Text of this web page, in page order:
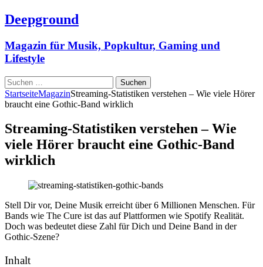
Deepground
Magazin für Musik, Popkultur, Gaming und
Lifestyle
Suchen
nach:
StartseiteMagazinStreaming-Statistiken verstehen – Wie viele Hörer
braucht eine Gothic-Band wirklich
Streaming-Statistiken verstehen – Wie
viele Hörer braucht eine Gothic-Band
wirklich
Stell Dir vor, Deine Musik erreicht über 6 Millionen Menschen. Für
Bands wie The Cure ist das auf Plattformen wie Spotify Realität.
Doch was bedeutet diese Zahl für Dich und Deine Band in der
Gothic-Szene?
Inhalt